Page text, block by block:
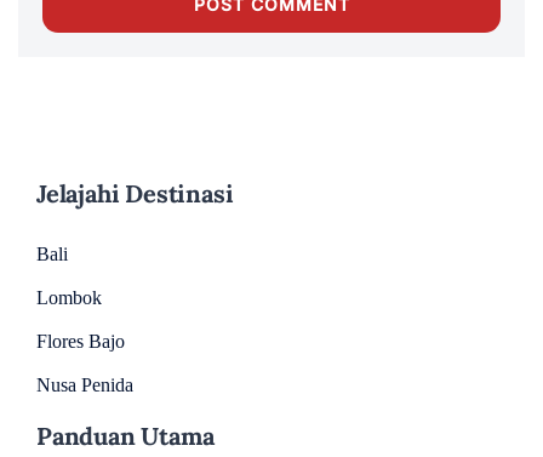
Jelajahi Destinasi
Bali
Lombok
Flores Bajo
Nusa Penida
Panduan Utama